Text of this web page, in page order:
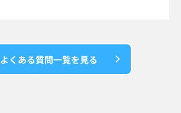
よくある質問一覧を見る